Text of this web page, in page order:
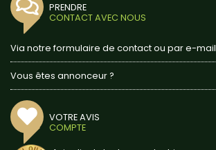
PRENDRE
CONTACT AVEC NOUS
Via notre formulaire de contact ou par e-mail
Vous êtes annonceur ?
VOTRE AVIS
COMPTE